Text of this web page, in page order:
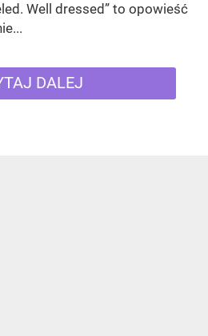
Well dressed” to opowieść
DALEJ